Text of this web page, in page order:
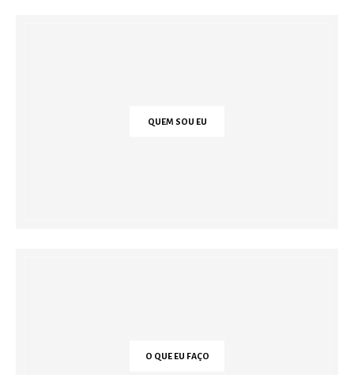
QUEM SOU EU
O QUE EU FAÇO